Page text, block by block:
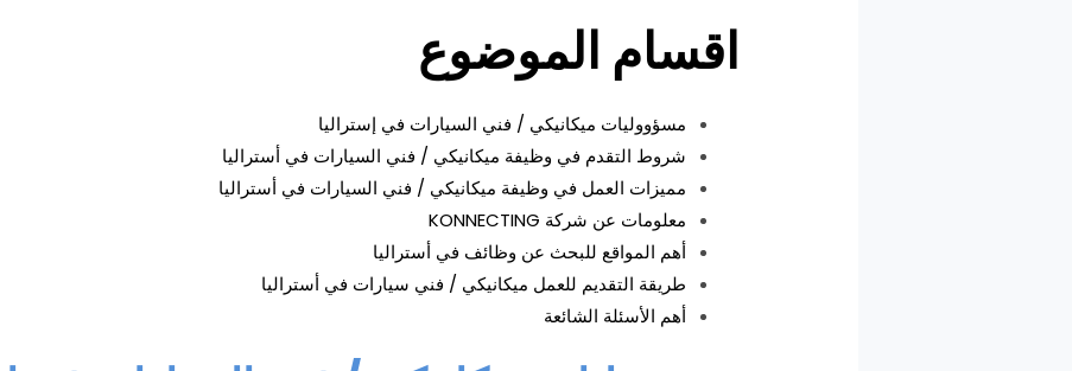
اقسام الموضوع
مسؤووليات ميكانيكي / فني السيارات في إستراليا
شروط التقدم في وظيفة ميكانيكي / فني السيارات في أستراليا
مميزات العمل في وظيفة ميكانيكي / فني السيارات في أستراليا
معلومات عن شركة KONNECTING
أهم المواقع للبحث عن وظائف في أستراليا
طريقة التقديم للعمل ميكانيكي / فني سيارات في أستراليا
أهم الأسئلة الشائعة